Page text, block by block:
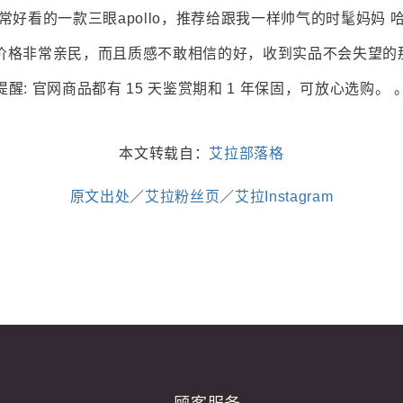
好看的一款三眼apollo，推荐给跟我一样帅气的时髦妈妈
格非常亲民，而且质感不敢相信的好，收到实品不会失望的
醒: 官网商品都有 15 天鉴赏期和 1 年保固，可放心选购。 。
本文转载自： 艾拉部落格
原文出处 ／艾拉粉丝页 ／艾拉Instagram